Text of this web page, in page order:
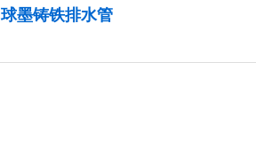
球墨铸铁排水管